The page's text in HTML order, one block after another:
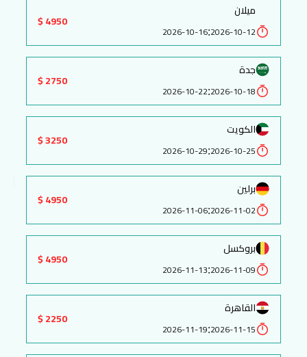
ميلان
2026-10-12
:
2026-10-16
4950 $
جدة
2026-10-18
:
2026-10-22
2750 $
الكويت
2026-10-25
:
2026-10-29
3250 $
برلين
2026-11-02
:
2026-11-06
4950 $
بروكسل
2026-11-09
:
2026-11-13
4950 $
القاهرة
2026-11-15
:
2026-11-19
2250 $